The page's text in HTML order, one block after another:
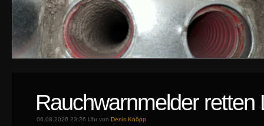
Rauchwarnmelder retten
06.08.2026 23:26 Uhr von Denis Knöpp